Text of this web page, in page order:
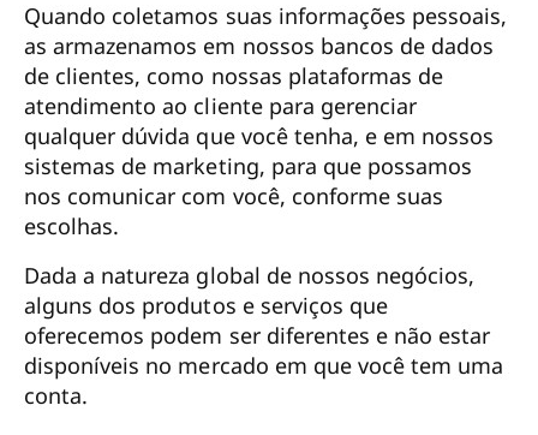
Quando coletamos suas informações pessoais,
as armazenamos em nossos bancos de dados
de clientes, como nossas plataformas de
atendimento ao cliente para gerenciar
qualquer dúvida que você tenha, e em nossos
sistemas de marketing, para que possamos
nos comunicar com você, conforme suas
escolhas.
Dada a natureza global de nossos negócios,
alguns dos produtos e serviços que
oferecemos podem ser diferentes e não estar
disponíveis no mercado em que você tem uma
conta.